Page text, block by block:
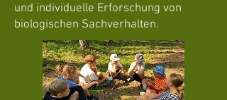
und individuelle Erforschung von
biologischen Sachverhalten.